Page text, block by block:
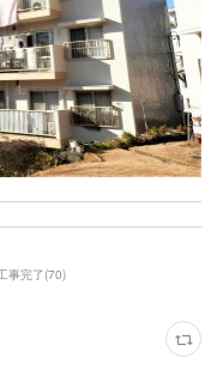
事完了(70)